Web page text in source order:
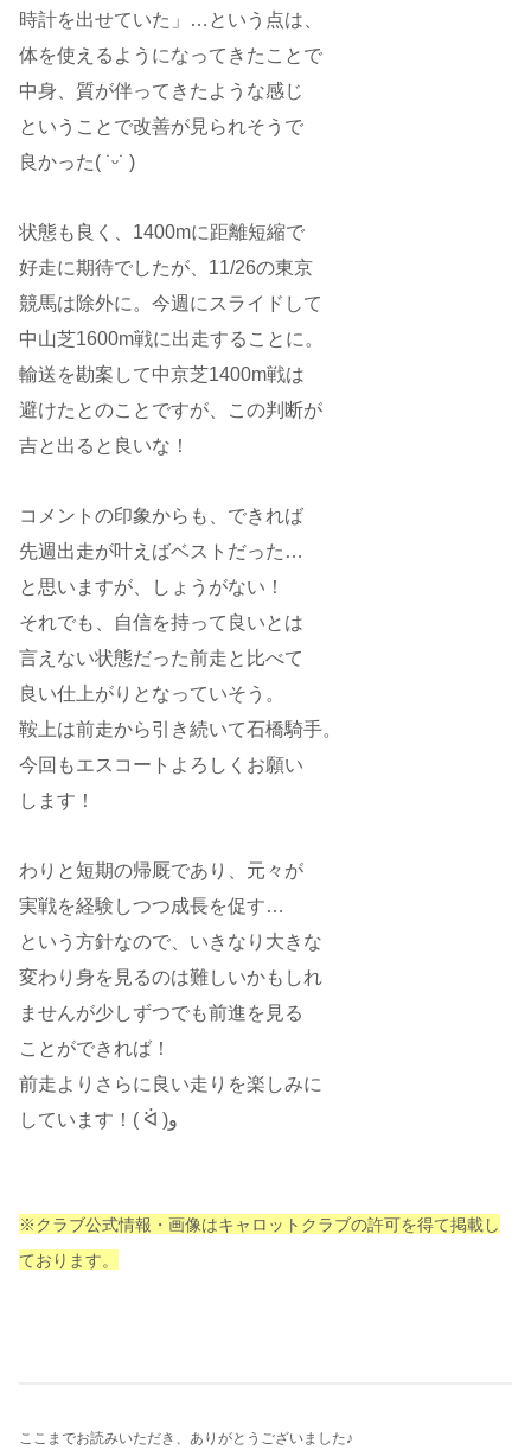
時計を出せていた」…という点は、
体を使えるようになってきたことで
中身、質が伴ってきたような感じ
ということで改善が見られそうで
良かった( ˙ᵕ​˙ )
状態も良く、1400mに距離短縮で
好走に期待でしたが、11/26の東京
競馬は除外に。今週にスライドして
中山芝1600m戦に出走することに。
輸送を勘案して中京芝1400m戦は
避けたとのことですが、この判断が
吉と出ると良いな！
コメントの印象からも、できれば
先週出走が叶えばベストだった…
と思いますが、しょうがない！
それでも、自信を持って良いとは
言えない状態だった前走と比べて
良い仕上がりとなっていそう。
鞍上は前走から引き続いて石橋騎手。
今回もエスコートよろしくお願い
します！
わりと短期の帰厩であり、元々が
実戦を経験しつつ成長を促す…
という方針なので、いきなり大きな
変わり身を見るのは難しいかもしれ
ませんが少しずつでも前進を見る
ことができれば！
前走よりさらに良い走りを楽しみに
しています！( ᐛ )و
※クラブ公式情報・画像はキャロットクラブの許可を得て掲載し
ております。
ここまでお読みいただき、ありがとうございました♪